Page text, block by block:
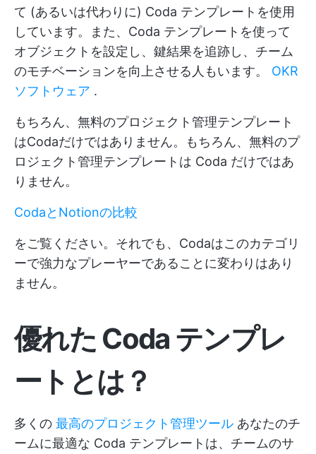
て (あるいは代わりに) Coda テンプレートを使用
しています。また、Coda テンプレートを使って
オブジェクトを設定し、鍵結果を追跡し、チーム
のモチベーションを向上させる人もいます。 OKR
ソフトウェア .
もちろん、無料のプロジェクト管理テンプレート
はCodaだけではありません。もちろん、無料のプ
ロジェクト管理テンプレートは Coda だけではあ
りません。
CodaとNotionの比較
をご覧ください。それでも、Codaはこのカテゴリ
ーで強力なプレーヤーであることに変わりはあり
ません。
優れた Coda テンプレ
ートとは？
多くの 最高のプロジェクト管理ツール あなたのチ
ームに最適な Coda テンプレートは、チームのサ